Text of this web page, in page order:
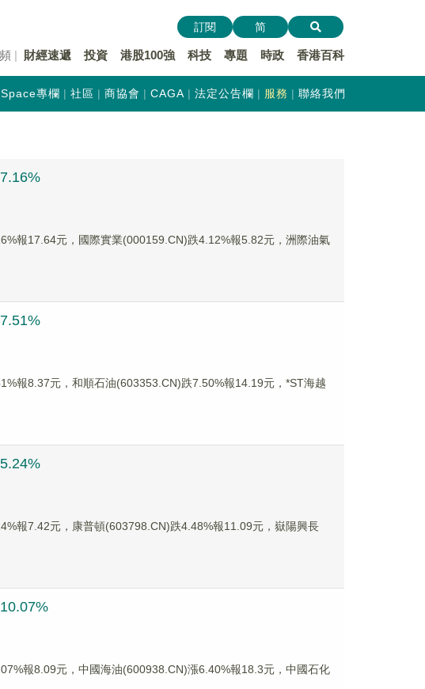
財經速遞 投資 港股100強 科技 專題 時政 香港百科
訂閱 简
專欄 社區 商協會 CAGA 法定公告欄 服務 聯絡我們
報17.64元，國際實業(000159.CN)跌4.12%報5.82元，洲際油氣
報8.37元，和順石油(603353.CN)跌7.50%報14.19元，*ST海越
報7.42元，康普頓(603798.CN)跌4.48%報11.09元，嶽陽興長
報8.09元，中國海油(600938.CN)漲6.40%報18.3元，中國石化